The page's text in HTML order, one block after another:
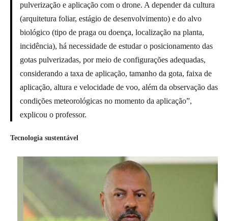
pulverização e aplicação com o drone. A depender da cultura
(arquitetura foliar, estágio de desenvolvimento) e do alvo
biológico (tipo de praga ou doença, localização na planta,
incidência), há necessidade de estudar o posicionamento das
gotas pulverizadas, por meio de configurações adequadas,
considerando a taxa de aplicação, tamanho da gota, faixa de
aplicação, altura e velocidade de voo, além da observação das
condições meteorológicas no momento da aplicação”,
explicou o professor.
Tecnologia sustentável